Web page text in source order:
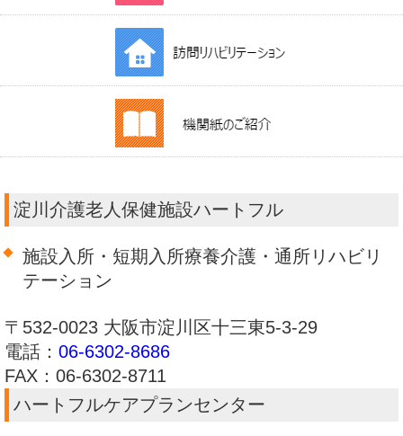
淀川介護老人保健施設ハートフル
施設入所・短期入所療養介護・通所リハビリ
テーション
〒532-0023 大阪市淀川区十三東5-3-29
電話： 06-6302-8686
FAX：06-6302-8711
ハートフルケアプランセンター